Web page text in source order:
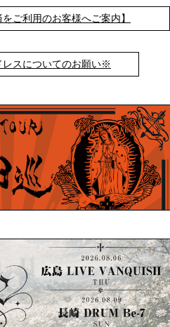
ご利用のお客様へご案内】
スについてのお願い※